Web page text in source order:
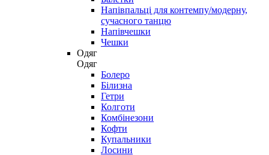
Напівпальці для контемпу/модерну,
сучасного танцю
Напівчешки
Чешки
Одяг
Одяг
Болеро
Білизна
Гетри
Колготи
Комбінезони
Кофти
Купальники
Лосини